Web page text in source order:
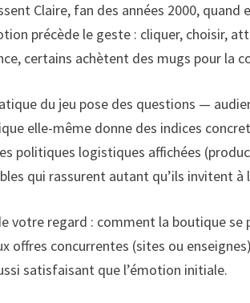
Claire, fan des années 2000,
précède le geste : cliquer, choisir,
certains achètent des mugs pour la
du jeu pose des questions —
elle-même donne des indices
politiques logistiques affichées
qui rassurent autant qu’ils invitent à
votre regard : comment la boutique
offres concurrentes (sites ou
satisfaisant que l’émotion initiale.